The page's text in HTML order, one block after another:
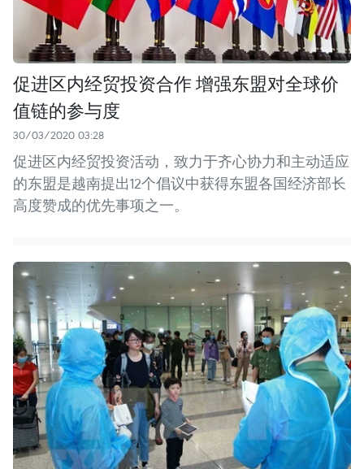
促进区内经贸投资合作 增强东盟对全球价
值链的参与度
30/03/2020 03:28
促进区内经贸投资活动，致力于齐心协力和主动适应
的东盟是越南提出12个倡议中获得东盟各国经济部长
高度赞成的优先事项之一。